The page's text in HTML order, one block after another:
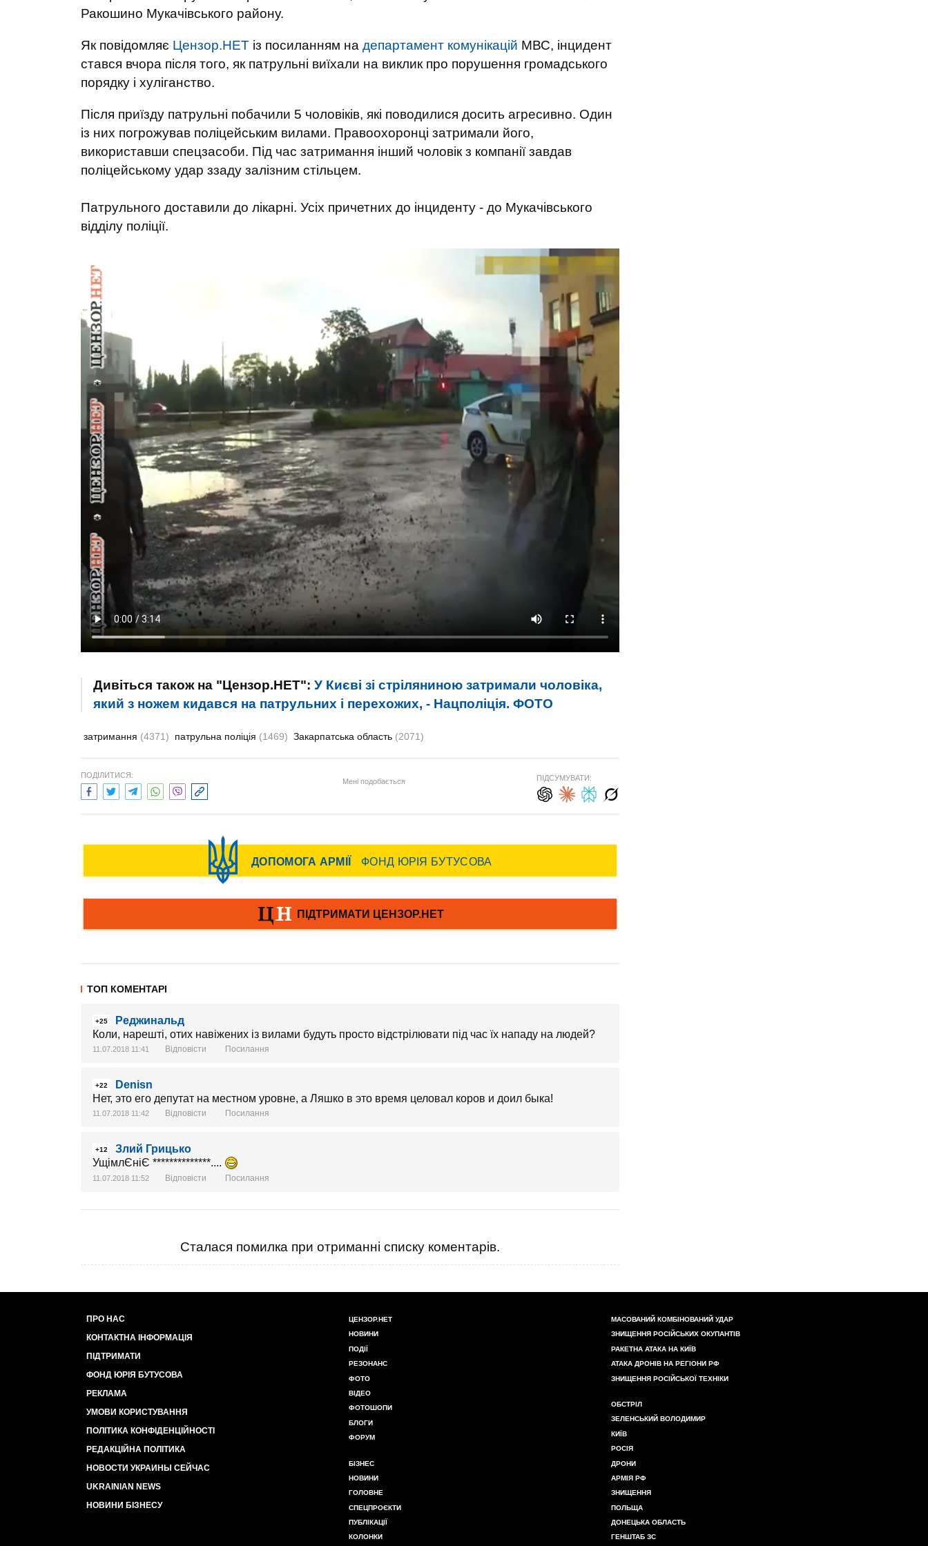
Ракошино Мукачівського району.
Як повідомляє Цензор.НЕТ із посиланням на департамент комунікацій МВС, інцидент
стався вчора після того, як патрульні виїхали на виклик про порушення громадського
порядку і хуліганство.
Після приїзду патрульні побачили 5 чоловіків, які поводилися досить агресивно. Один
із них погрожував поліцейським вилами. Правоохоронці затримали його,
використавши спецзасоби. Під час затримання інший чоловік з компанії завдав
поліцейському удар ззаду залізним стільцем.
Патрульного доставили до лікарні. Усіх причетних до інциденту - до Мукачівського
відділу поліції.
Дивіться також на "Цензор.НЕТ": У Києві зі стріляниною затримали чоловіка,
який з ножем кидався на патрульних і перехожих, - Нацполіція. ФОТО
затримання (4371) патрульна поліція (1469) Закарпатська область (2071)
ПОДІЛИТИСЯ:
Мені подобається ПІДСУМУВАТИ:
ТОП КОМЕНТАРІ
+25
Реджинальд
Коли, нарешті, отих навіжених із вилами будуть просто відстрілювати під час їх нападу на людей?
11.07.2018 11:41 Відповісти Посилання
+22
Denisn
Нет, это его депутат на местном уровне, а Ляшко в это время целовал коров и доил быка!
11.07.2018 11:42 Відповісти Посилання
+12
Злий Грицько
УщімлЄніЄ **************....
11.07.2018 11:52 Відповісти Посилання
Сталася помилка при отриманні списку коментарів.
ПРО НАС
КОНТАКТНА ІНФОРМАЦІЯ
ПІДТРИМАТИ
ФОНД ЮРІЯ БУТУСОВА
РЕКЛАМА
УМОВИ КОРИСТУВАННЯ
ПОЛІТИКА КОНФІДЕНЦІЙНОСТІ
РЕДАКЦІЙНА ПОЛІТИКА
НОВОСТИ УКРАИНЫ СЕЙЧАС
UKRAINIAN NEWS
НОВИНИ БІЗНЕСУ
ЦЕНЗОР.НЕТ
НОВИНИ
ПОДІЇ
РЕЗОНАНС
ФОТО
ВІДЕО
ФОТОШОПИ
БЛОГИ
ФОРУМ
БІЗНЕС
НОВИНИ
ГОЛОВНЕ
СПЕЦПРОЄКТИ
ПУБЛІКАЦІЇ
КОЛОНКИ
МАСОВАНИЙ КОМБІНОВАНИЙ УДАР
ЗНИЩЕННЯ РОСІЙСЬКИХ ОКУПАНТІВ
РАКЕТНА АТАКА НА КИЇВ
АТАКА ДРОНІВ НА РЕГІОНИ РФ
ЗНИЩЕННЯ РОСІЙСЬКОЇ ТЕХНІКИ
ОБСТРІЛ
ЗЕЛЕНСЬКИЙ ВОЛОДИМИР
КИЇВ
РОСІЯ
ДРОНИ
АРМІЯ РФ
ЗНИЩЕННЯ
ПОЛЬЩА
ДОНЕЦЬКА ОБЛАСТЬ
ГЕНШТАБ ЗС